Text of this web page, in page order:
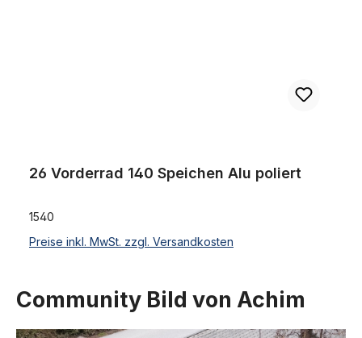
26 Vorderrad 140 Speichen Alu poliert
1540
Preise inkl. MwSt. zzgl. Versandkosten
Community Bild von Achim